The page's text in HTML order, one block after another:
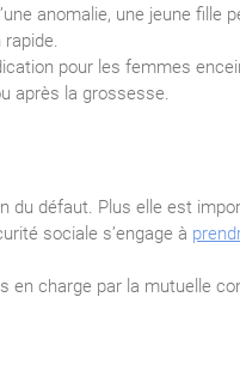
anomalie, une jeune fille
rapide.
pour les femmes
après la grossesse.
du défaut. Plus elle est
sociale s’engage à
en charge par la mutuelle